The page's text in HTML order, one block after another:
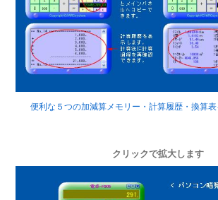
便利な５つの加減算メモリー・計算履歴・換算表
クリックで拡大します